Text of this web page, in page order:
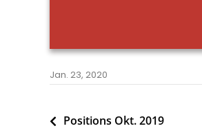
Jan. 23, 2020
Beitragsnavigation
Positions Okt. 2019